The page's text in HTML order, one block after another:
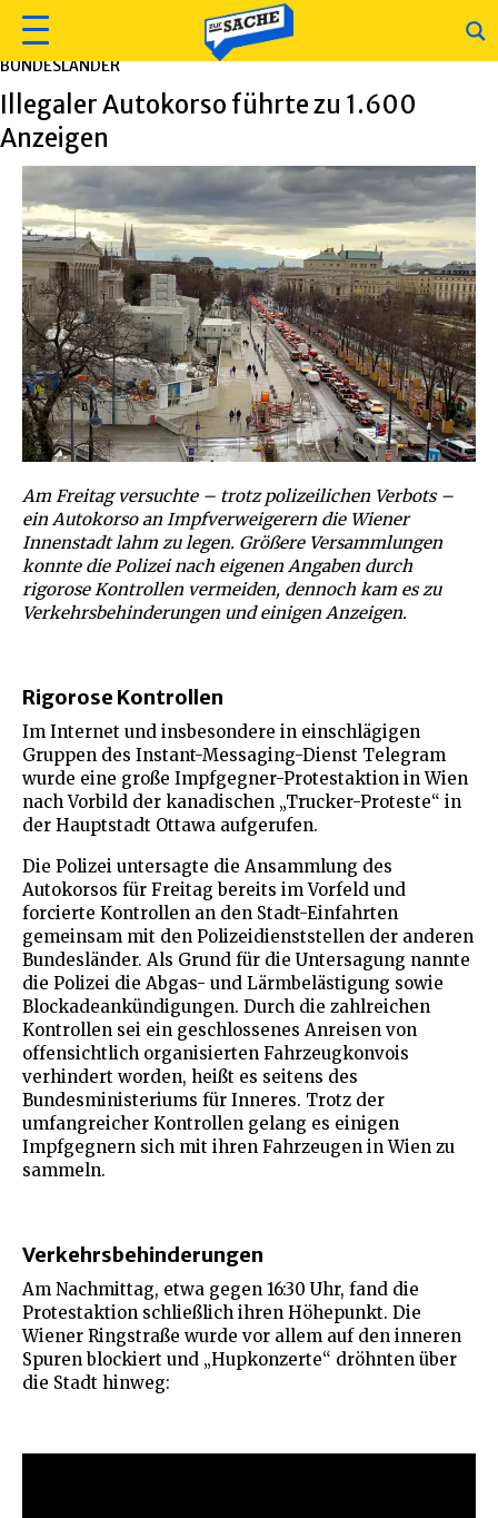
BUNDESLÄNDER
Illegaler Autokorso führte zu 1.600
Anzeigen
Am Freitag versuchte – trotz polizeilichen Verbots –
ein Autokorso an Impfverweigerern die Wiener
Innenstadt lahm zu legen. Größere Versammlungen
konnte die Polizei nach eigenen Angaben durch
rigorose Kontrollen vermeiden, dennoch kam es zu
Verkehrsbehinderungen und einigen Anzeigen.
Rigorose Kontrollen
Im Internet und insbesondere in einschlägigen
Gruppen des Instant-Messaging-Dienst Telegram
wurde eine große Impfgegner-Protestaktion in Wien
nach Vorbild der kanadischen „Trucker-Proteste“ in
der Hauptstadt Ottawa aufgerufen.
Die Polizei untersagte die Ansammlung des
Autokorsos für Freitag bereits im Vorfeld und
forcierte Kontrollen an den Stadt-Einfahrten
gemeinsam mit den Polizeidienststellen der anderen
Bundesländer. Als Grund für die Untersagung nannte
die Polizei die Abgas- und Lärmbelästigung sowie
Blockadeankündigungen. Durch die zahlreichen
Kontrollen sei ein geschlossenes Anreisen von
offensichtlich organisierten Fahrzeugkonvois
verhindert worden, heißt es seitens des
Bundesministeriums für Inneres. Trotz der
umfangreicher Kontrollen gelang es einigen
Impfgegnern sich mit ihren Fahrzeugen in Wien zu
sammeln.
Verkehrsbehinderungen
Am Nachmittag, etwa gegen 16:30 Uhr, fand die
Protestaktion schließlich ihren Höhepunkt. Die
Wiener Ringstraße wurde vor allem auf den inneren
Spuren blockiert und „Hupkonzerte“ dröhnten über
die Stadt hinweg: